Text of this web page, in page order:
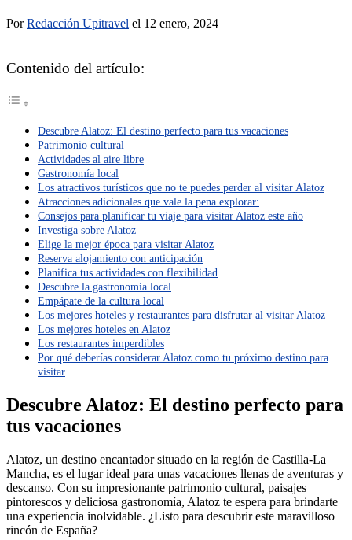
PorRedacción Upitravel el 12 enero, 2024
Contenido del artículo:
Descubre Alatoz: El destino perfecto para tus vacaciones
Patrimonio cultural
Actividades al aire libre
Gastronomía local
Los atractivos turísticos que no te puedes perder al visitar Alatoz
Atracciones adicionales que vale la pena explorar:
Consejos para planificar tu viaje para visitar Alatoz este año
Investiga sobre Alatoz
Elige la mejor época para visitar Alatoz
Reserva alojamiento con anticipación
Planifica tus actividades con flexibilidad
Descubre la gastronomía local
Empápate de la cultura local
Los mejores hoteles y restaurantes para disfrutar al visitar Alatoz
Los mejores hoteles en Alatoz
Los restaurantes imperdibles
Por qué deberías considerar Alatoz como tu próximo destino para
visitar
Descubre Alatoz: El destino perfecto para
tus vacaciones
Alatoz, un destino encantador situado en la región de Castilla-La
Mancha, es el lugar ideal para unas vacaciones llenas de aventuras y
descanso. Con su impresionante patrimonio cultural, paisajes
pintorescos y deliciosa gastronomía, Alatoz te espera para brindarte
una experiencia inolvidable. ¿Listo para descubrir este maravilloso
rincón de España?